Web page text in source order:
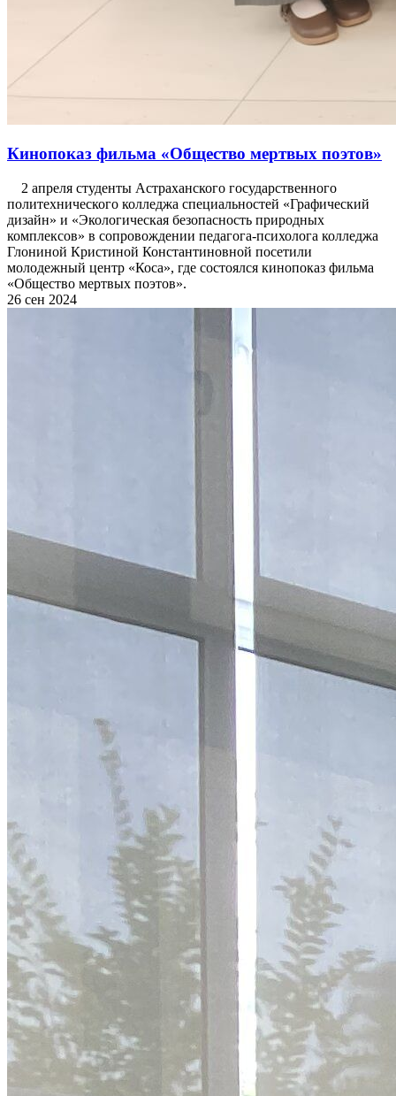
Кинопоказ фильма «Общество мертвых поэтов»
2 апреля студенты Астраханского государственного
политехнического колледжа специальностей «Графический
дизайн» и «Экологическая безопасность природных
комплексов» в сопровождении педагога-психолога колледжа
Глониной Кристиной Константиновной посетили
молодежный центр «Коса», где состоялся кинопоказ фильма
«Общество мертвых поэтов».
26 сен 2024